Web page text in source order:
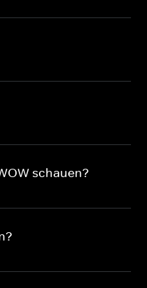
schauen?